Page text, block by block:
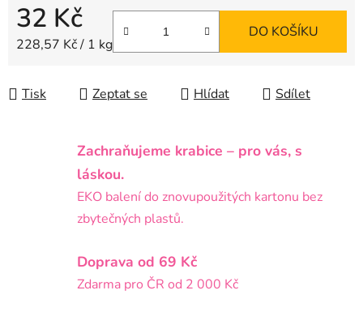
32 Kč
Měrná cena:
228,57 Kč / 1 kg
DO KOŠÍKU
Tisk Zeptat se Hlídat Sdílet
Zachraňujeme krabice – pro vás, s
láskou.
EKO balení do znovupoužitých kartonu bez
zbytečných plastů.
Doprava od 69 Kč
Zdarma pro ČR od 2 000 Kč